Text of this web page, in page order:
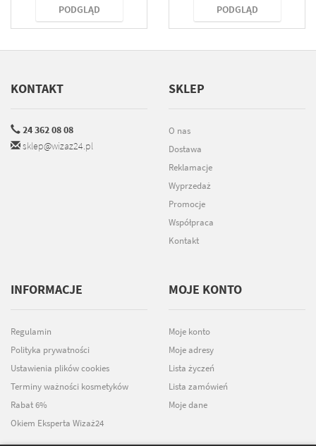
PODGLĄD PODGLĄD
KONTAKT
24 362 08 08
sklep@wizaz24.pl
SKLEP
O nas
Dostawa
Reklamacje
Wyprzedaż
Promocje
Współpraca
Kontakt
INFORMACJE
Regulamin
Polityka prywatności
Ustawienia plików cookies
Terminy ważności kosmetyków
Rabat 6%
Okiem Eksperta Wizaż24
MOJE KONTO
Moje konto
Moje adresy
Lista życzeń
Lista zamówień
Moje dane